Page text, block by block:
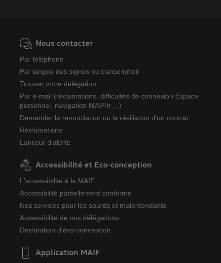
Nous contacter
Par téléphone
Par langue des signes ou transcription
Trouver votre délégation
Par e-mail (réclamations, difficultés de connexion Espace
personnel, navigation MAIF.fr ...)
Demander la renonciation ou la résiliation d'un contrat
Réclamations
Lanceur d'alerte
Accessibilité et Eco-conception
L'accessibilité à la MAIF
Accessibilité partiellement conforme
Nos services pour les sourds et malentendants
Accessibilité de nos délégations
Déclaration d'éco-conception
Application MAIF